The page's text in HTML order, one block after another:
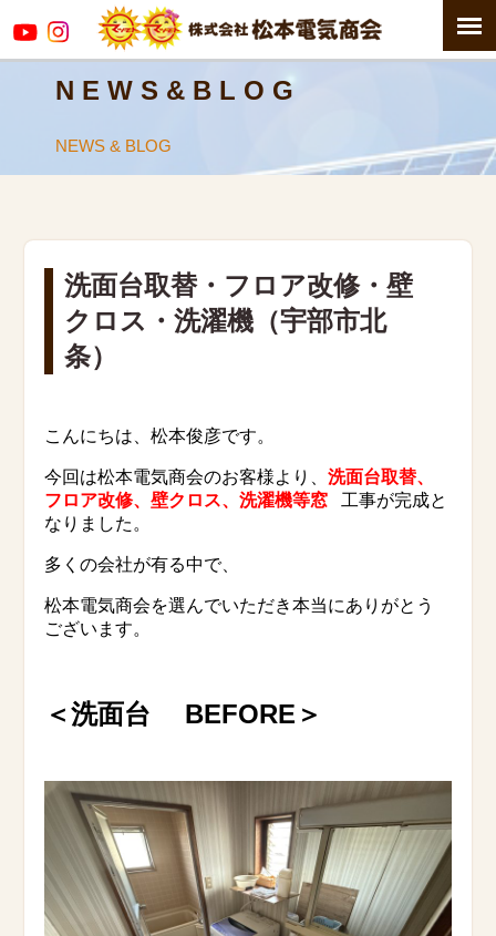
N E W S & B L O G
NEWS & BLOG
洗面台取替・フロア改修・壁
クロス・洗濯機（宇部市北
条）
こんにちは、松本俊彦です。
今回は松本電気商会のお客様より、洗面台取替、
フロア改修、壁クロス、洗濯機等窓 工事が完成と
なりました。
多くの会社が有る中で、
松本電気商会を選んでいただき本当にありがとう
ございます。
＜洗面台 BEFORE ＞